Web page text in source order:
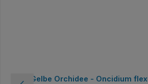
Gelbe Orchidee - Oncidium